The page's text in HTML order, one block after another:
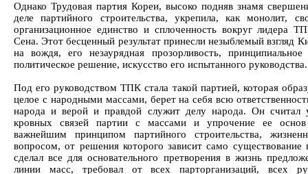
Однако Трудовая партия Кореи, высоко подняв знамя
деле партийного строительства, укрепила, как монолит,
организационное единство и сплоченность вокруг лидера
Сена. Этот бесценный результат принесли незыблемый взгляд
на вождя, его незаурядная прозорливость,
политическое решение, искусство его испытанного руководства.
Под его руководством ТПК стала такой партией, которая
целое с народными массами, берет на себя всю
народа и верой и правдой служит делу народа. Он считал
кровных связей партии с массами и упрочение ее
важнейшим принципом партийного строительства,
вопросом, от решения которого зависит само существование
сделал все для основательного претворения в жизнь
линии масс, требовал от всех парторганизаций, всех